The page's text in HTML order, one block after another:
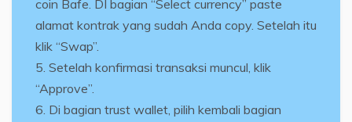
coin Bafe. DI bagian “Select currency” paste
alamat kontrak yang sudah Anda copy. Setelah itu
klik “Swap”.
Setelah konfirmasi transaksi muncul, klik
“Approve”.
Di bagian trust wallet, pilih kembali bagian